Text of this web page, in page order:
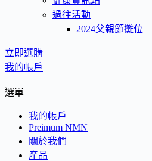
過往活動
2024父親節攤位
立即選購
我的帳戶
選單
我的帳戶
Preimum NMN
關於我們
產品